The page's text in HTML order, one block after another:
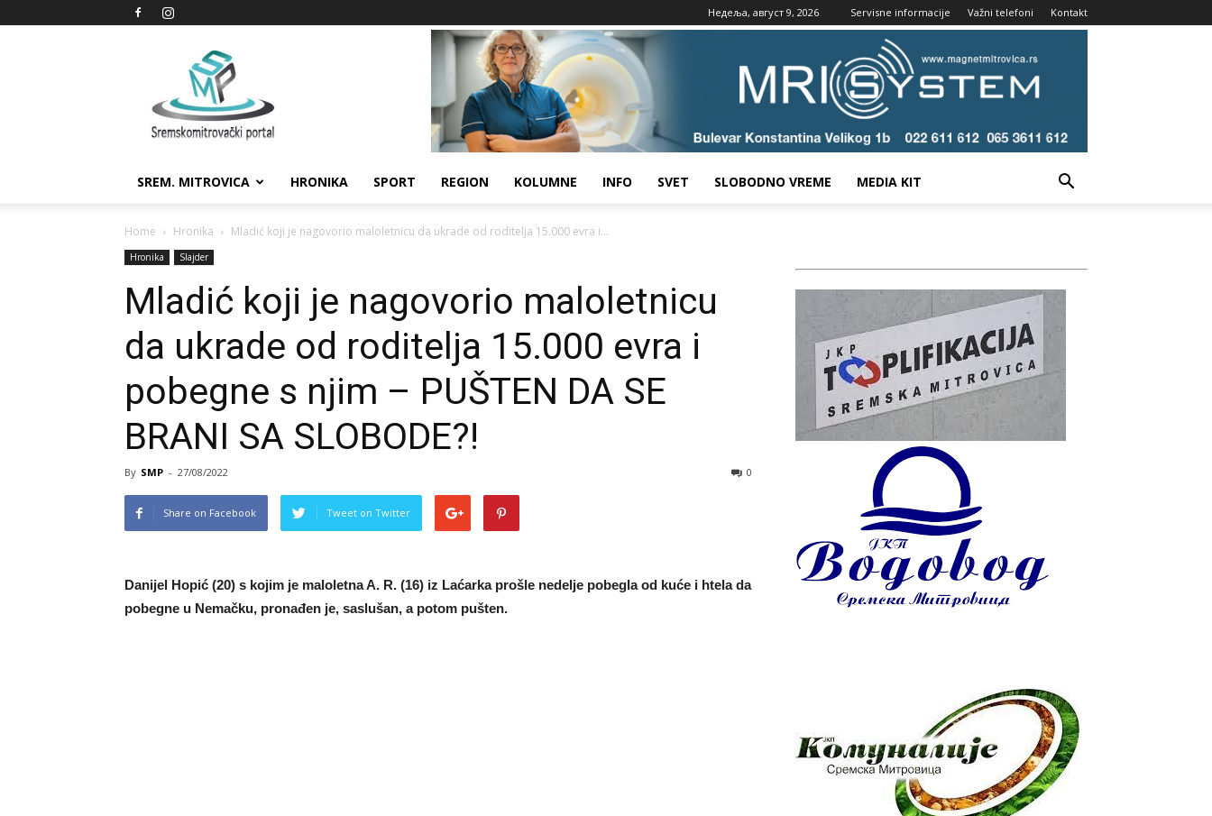
Недеља, август 9, 2026 Servisne informacije Važni telefoni Kontakt
Sremskomitrovački
portal
SREM. MITROVICA HRONIKA SPORT REGION KOLUMNE INFO SVET SLOBODNO VREME MEDIA KIT
Home Hronika Mladić koji je nagovorio maloletnicu da ukrade od roditelja 15.000 evra i...
Hronika Slajder
Mladić koji je nagovorio maloletnicu
da ukrade od roditelja 15.000 evra i
pobegne s njim – PUŠTEN DA SE
BRANI SA SLOBODE?!
By SMP - 27/08/2022 0
Share on Facebook Tweet on Twitter
Danijel Hopić (20) s kojim je maloletna A. R. (16) iz Laćarka prošle nedelje pobegla od kuće i htela da
pobegne u Nemačku, pronađen je, saslušan, a potom pušten.